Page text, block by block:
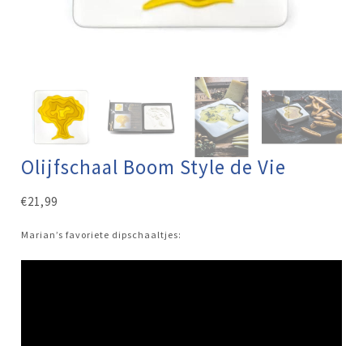
Olijfschaal Boom Style de Vie
€21,99
Marian’s favoriete dipschaaltjes: